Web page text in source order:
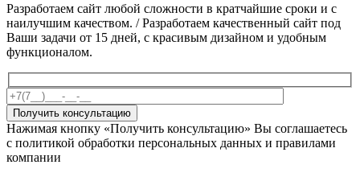
Разработаем сайт любой сложности в кратчайшие сроки и с
наилучшим качеством. / Разработаем качественный сайт под
Ваши задачи от 15 дней, с красивым дизайном и удобным
функционалом.
Получить консультацию
Нажимая кнопку «Получить консультацию» Вы соглашаетесь
с политикой обработки персональных данных и правилами
компании